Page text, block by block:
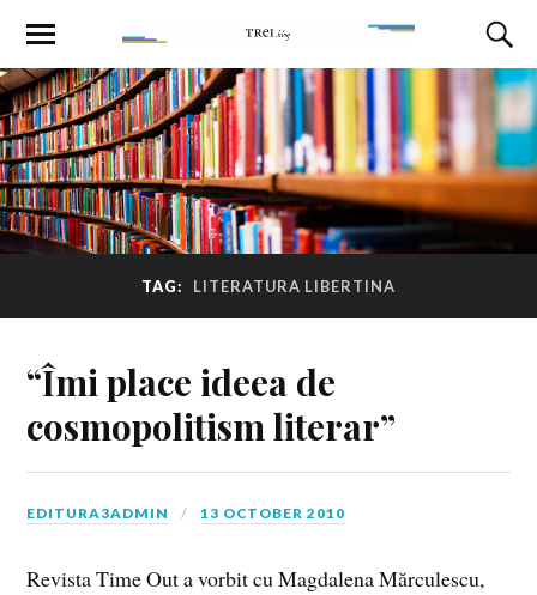
TAG: LITERATURA LIBERTINA
“Îmi place ideea de
cosmopolitism literar”
EDITURA3ADMIN 13 OCTOBER 2010
Revista Time Out a vorbit cu Magdalena Mărculescu,